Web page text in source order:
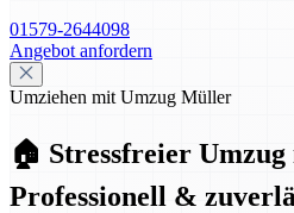
01579-2644098
Angebot anfordern
Umziehen mit Umzug Müller
🏠 Stressfreier
Professionell &